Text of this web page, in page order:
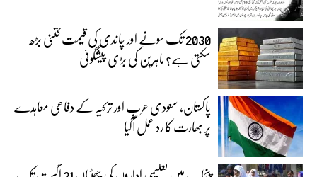
2030 تک سونے اور چاندی کی قیمت کتنی بڑھ
سکتی ہے؟ ماہرین کی بڑی پیشگوئی
پاکستان، سعودی عرب اور ترکیہ کے دفاعی معاہدے
پر بھارت کا رد عمل آگیا